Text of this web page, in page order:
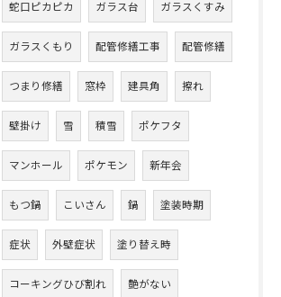
蛇口ピカピカ ガラス台 ガラスくすみ
ガラスくもり 配管修繕工事 配管修繕
つまり修繕 窓枠 建具角 擦れ
壁掛け 雪 積雪 ポケフタ
マンホール ポケモン 新年会
もつ鍋 こいさん 鍋 塗装時期
症状 外壁症状 塗り替え時
コーキングひび割れ 艶がない